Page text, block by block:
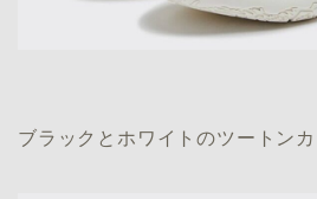
ブラックとホワイトのツートンカ